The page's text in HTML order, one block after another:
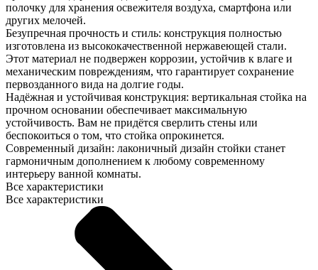
полочку для хранения освежителя воздуха, смартфона или
других мелочей.
Безупречная прочность и стиль: конструкция полностью
изготовлена из высококачественной нержавеющей стали.
Этот материал не подвержен коррозии, устойчив к влаге и
механическим повреждениям, что гарантирует сохранение
первозданного вида на долгие годы.
Надёжная и устойчивая конструкция: вертикальная стойка на
прочном основании обеспечивает максимальную
устойчивость. Вам не придётся сверлить стены или
беспокоиться о том, что стойка опрокинется.
Современный дизайн: лаконичный дизайн стойки станет
гармоничным дополнением к любому современному
интерьеру ванной комнаты.
Все характеристики
Все характеристики